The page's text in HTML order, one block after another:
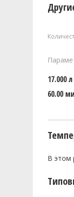
17.000 л
60.00
В этом